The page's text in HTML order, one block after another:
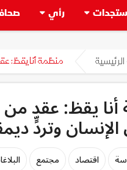
رأي
منظمة أنا يقظ:
يقظ: عقد
وتردٍّ
اقتصاد مجتمع